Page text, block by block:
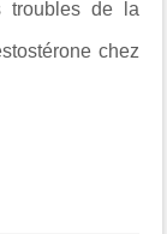
troubles de la
chez